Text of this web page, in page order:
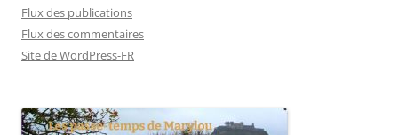
Flux des publications
Flux des commentaires
Site de WordPress-FR